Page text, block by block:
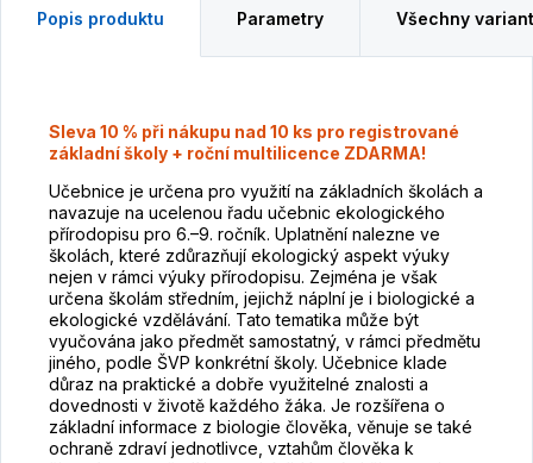
Popis produktu Parametry Všechny
Sleva 10 % při nákupu nad 10 ks pro registrované
základní školy + roční multilicence ZDARMA!
Učebnice je určena pro využití na základních školách a
navazuje na ucelenou řadu učebnic ekologického
přírodopisu pro 6.–9. ročník. Uplatnění nalezne ve
školách, které zdůrazňují ekologický aspekt výuky
nejen v rámci výuky přírodopisu. Zejména je však
určena školám středním, jejichž náplní je i biologické a
ekologické vzdělávání. Tato tematika může být
vyučována jako předmět samostatný, v rámci předmětu
jiného, podle ŠVP konkrétní školy. Učebnice klade
důraz na praktické a dobře využitelné znalosti a
dovednosti v životě každého žáka. Je rozšířena o
základní informace z biologie člověka, věnuje se také
ochraně zdraví jednotlivce, vztahům člověka k